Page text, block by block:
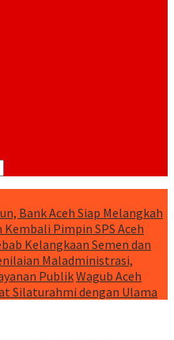
Bank Aceh Siap Melangkah
Pimpin SPS Aceh
Kelangkaan Semen dan
Maladministrasi,
PublikWagub Aceh
Silaturahmi dengan Ulama